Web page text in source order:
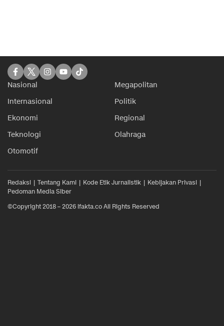
Nasional
Megapolitan
Internasional
Politik
Ekonomi
Regional
Teknologi
Olahraga
Otomotif
Redaksi Tentang Kami Kode Etik Jurnalistik
Kebijakan Privasi
Pedoman Media Siber
©Copyright 2018 – 2026 ifakta.co All Rights Reserved